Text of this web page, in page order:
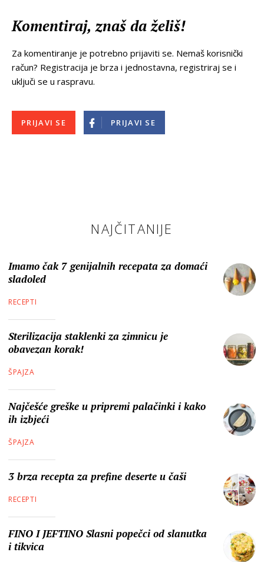
Komentiraj, znaš da želiš!
Za komentiranje je potrebno prijaviti se. Nemaš korisnički
račun? Registracija je brza i jednostavna, registriraj se i
uključi se u raspravu.
PRIJAVI SE PRIJAVI SE
NAJČITANIJE
Imamo čak 7 genijalnih recepata za domaći
sladoled
RECEPTI
Sterilizacija staklenki za zimnicu je
obavezan korak!
ŠPAJZA
Najčešće greške u pripremi palačinki i kako
ih izbjeći
ŠPAJZA
3 brza recepta za prefine deserte u čaši
RECEPTI
FINO I JEFTINO Slasni popečci od slanutka
i tikvica